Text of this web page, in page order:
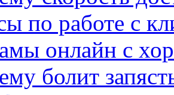
по работе с
онлайн с
болит